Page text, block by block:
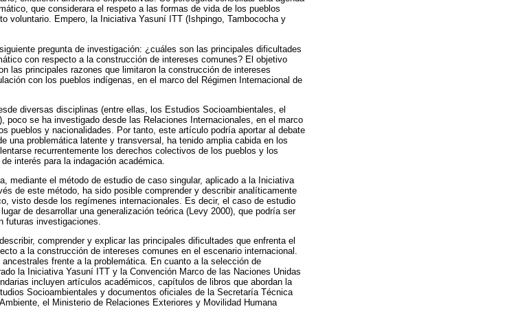
que considerara el respeto a las formas de vida de los pueblos
voluntario. Empero, la Iniciativa Yasuní ITT (Ishpingo, Tambococha y
pregunta de investigación: ¿cuáles son las principales dificultades
con respecto a la construcción de intereses comunes? El objetivo
las principales razones que limitaron la construcción de intereses
con los pueblos indígenas, en el marco del Régimen Internacional de
diversas disciplinas (entre ellas, los Estudios Socioambientales, el
poco se ha investigado desde las Relaciones Internacionales, en el marco
pueblos y nacionalidades. Por tanto, este artículo podría aportar al debate
una problemática latente y transversal, ha tenido amplia cabida en los
recurrentemente los derechos colectivos de los pueblos y los
interés para la indagación académica.
mediante el método de estudio de caso singular, aplicado a la Iniciativa
de este método, ha sido posible comprender y describir analíticamente
visto desde los regímenes internacionales. Es decir, el caso de estudio
de desarrollar una generalización teórica (Levy 2000), que podría ser
futuras investigaciones.
comprender y explicar las principales dificultades que enfrenta el
a la construcción de intereses comunes en el escenario internacional.
frente a la problemática. En cuanto a la selección de
la Iniciativa Yasuní ITT y la Convención Marco de las Naciones Unidas
incluyen artículos académicos, capítulos de libros que abordan la
Socioambientales y documentos oficiales de la Secretaría Técnica
el Ministerio de Relaciones Exteriores y Movilidad Humana